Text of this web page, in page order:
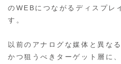
のWEBにつながるディスプレ
す。
以前のアナログな媒体と異な
かつ狙うべきターゲット層に